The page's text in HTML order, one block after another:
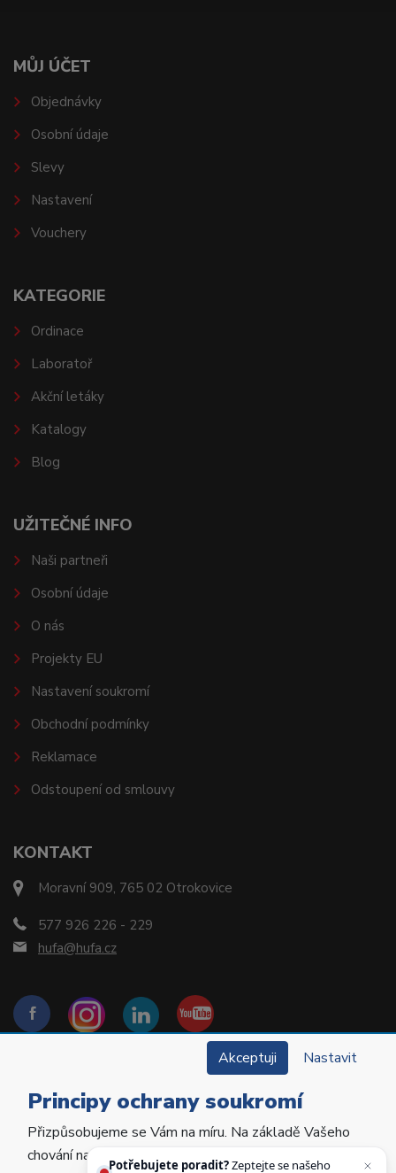
KONTAKT
Moravní 909, 765 02 Otrokovice
577 926 226 - 229
hufa@hufa.cz
MŮJ ÚČET
Objednávky
Osobní údaje
Slevy
Nastavení
Vouchery
KATEGORIE
Ordinace
Laboratoř
Akční letáky
Katalogy
Blog
UŽITEČNÉ INFO
Naši partneři
Osobní údaje
O nás
Projekty EU
Nastavení soukromí
Obchodní podmínky
Reklamace
Odstoupení od smlouvy
Copyright © 2022 Hu-Fa Dental a.s. Všechna práva
vyhrazena.
Akceptuji Nastavit
Principy ochrany soukromí
Přizpůsobujeme se Vám na míru. Na základě Vašeho
chování na webu personalizujeme jeho obsah a
Potřebujete poradit?Zeptejte se našeho